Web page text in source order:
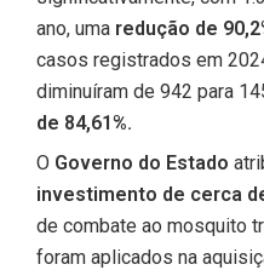
ano, uma redução de
casos registrados em
diminuíram de 942 para
de 84,61%.
O Governo do Estado
investimento de cerca
de combate ao mosquito
foram aplicados na